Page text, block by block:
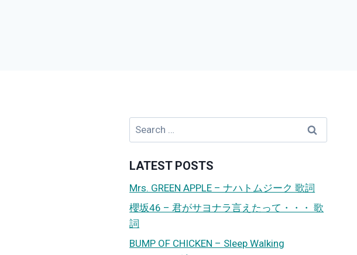
Search
for:
LATEST POSTS
Mrs. GREEN APPLE – ナハトムジーク 歌詞
櫻坂46 – 君がサヨナラ言えたって・・・ 歌
詞
BUMP OF CHICKEN – Sleep Walking